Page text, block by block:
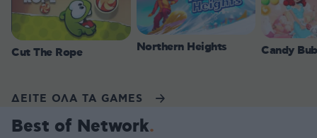
Cut The Rope Northern Heights Candy
ΔΕΙΤΕ ΟΛΑ ΤΑ GAMES
Best of Network